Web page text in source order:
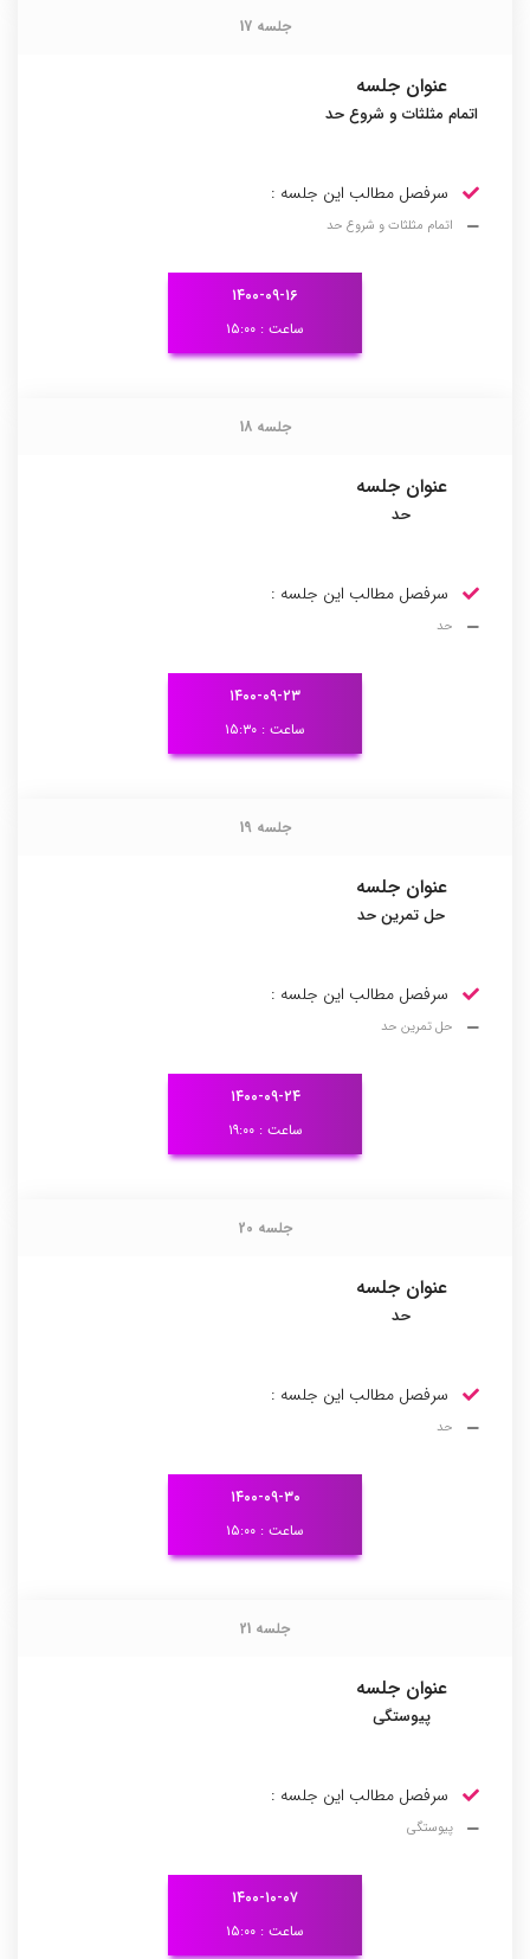
جلسه 17جلسه 17
عنوان جلسه
اتمام مثلثات و شروع حد
سرفصل مطالب این جلسه :
اتمام مثلثات و شروع حد
۱۴۰۰-۰۹-۱۶
ساعت : ۱۵:۰۰
جلسه 18جلسه 18
عنوان جلسه
حد
سرفصل مطالب این جلسه :
حد
۱۴۰۰-۰۹-۲۳
ساعت : ۱۵:۳۰
جلسه 19جلسه 19
عنوان جلسه
حل تمرین حد
سرفصل مطالب این جلسه :
حل تمرین حد
۱۴۰۰-۰۹-۲۴
ساعت : ۱۹:۰۰
جلسه 20جلسه 20
عنوان جلسه
حد
سرفصل مطالب این جلسه :
حد
۱۴۰۰-۰۹-۳۰
ساعت : ۱۵:۰۰
جلسه 21جلسه 21
عنوان جلسه
پیوستگی
سرفصل مطالب این جلسه :
پیوستگی
۱۴۰۰-۱۰-۰۷
ساعت : ۱۵:۰۰